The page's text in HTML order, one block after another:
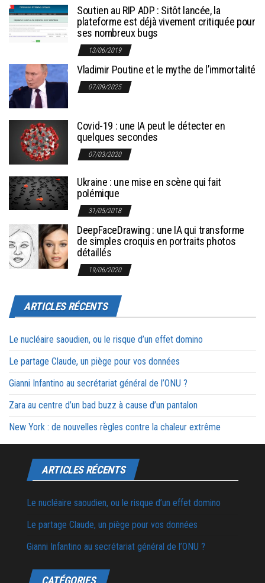
Soutien au RIP ADP : Sitôt lancée, la
plateforme est déjà vivement critiquée pour
ses nombreux bugs
13/06/2019
Vladimir Poutine et le mythe de l’immortalité
07/09/2025
Covid-19 : une IA peut le détecter en
quelques secondes
07/03/2020
Ukraine : une mise en scène qui fait
polémique
31/05/2018
DeepFaceDrawing : une IA qui transforme
de simples croquis en portraits photos
détaillés
19/06/2020
ARTICLES RÉCENTS
Le nucléaire saoudien, ou le risque d’un effet domino
Le partage Claude, un piège pour vos données
Gianni Infantino au secrétariat général de l’ONU ?
Zara au centre d’un bad buzz à cause d’un pantalon
New York : de nouvelles règles contre la chaleur extrême
ARTICLES RÉCENTS
Le nucléaire saoudien, ou le risque d’un effet domino
Le partage Claude, un piège pour vos données
Gianni Infantino au secrétariat général de l’ONU ?